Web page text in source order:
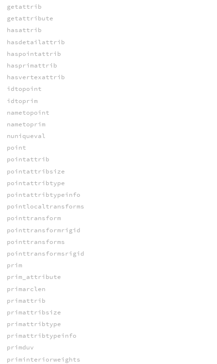
getattrib
getattribute
hasattrib
hasdetailattrib
haspointattrib
hasprimattrib
hasvertexattrib
idtopoint
idtoprim
nametopoint
nametoprim
nuniqueval
point
pointattrib
pointattribsize
pointattribtype
pointattribtypeinfo
pointlocaltransforms
pointtransform
pointtransformrigid
pointtransforms
pointtransformsrigid
prim
prim_attribute
primarclen
primattrib
primattribsize
primattribtype
primattribtypeinfo
primduv
priminteriorweights